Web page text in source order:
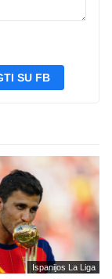
SU FB
Ispanijos La Liga